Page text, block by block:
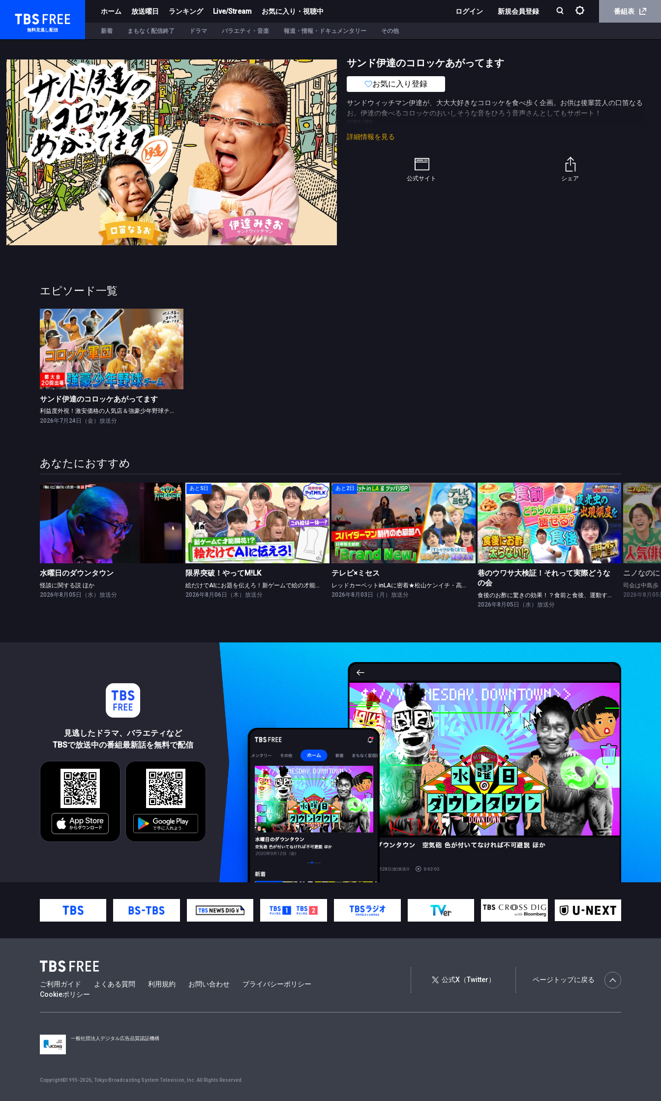
TBS FREE
無料見逃し配信
ホーム 放送曜日 ランキング Live/Stream お気に入り・視聴中 ログイン 新規会員登録 番組表
新着 まもなく配信終了 ドラマ バラエティ・音楽 報道・情報・ドキュメンタリー その他
サンド伊達のコロッケあがってます
お気に入り登録
サンドウィッチマン伊達が、大大大好きなコロッケを食べ歩く企画。お供は後輩芸人の口笛なる
お。伊達の食べるコロッケのおいしそうな音をひろう音声さんとしてもサポート！
詳細情報を見る
公式サイト シェア
エピソード一覧
サンド伊達のコロッケあがってます
利益度外視！激安価格の人気店＆強豪少年野球チーム ＶＳ コロッケ軍団
サンド伊達のコロッケあがってます
利益度外視！激安価格の人気店＆強豪少年野球チーム ＶＳ コロッケ軍団
2026年7月24日（金）放送分
あなたにおすすめ
水曜日のダウンタウン
怪談に関する説 ほか
水曜日のダウンタウン
怪談に関する説 ほか
2026年8月05日（水）放送分
あと5日
限界突破！やってM!LK
絵だけでAIにお題を伝えろ！新ゲームで絵の才能開花！？
限界突破！やってM!LK
絵だけでAIにお題を伝えろ！新ゲームで絵の才能開花！？
2026年8月06日（木）放送分
あと2日
テレビ×ミセス
レッドカーペットinLAに密着★松山ケンイチ・高橋文哉ツッパリ勝負！
テレビ×ミセス
レッドカーペットinLAに密着★松山ケンイチ・高橋文哉ツッパリ勝負！
2026年8月03日（月）放送分
巷のウワサ大検証！それって実際どうなの会
食後のお酢に驚きの効果！？食前と食後、運動するなら？
巷のウワサ大検証！それって実際どうな
の会
食後のお酢に驚きの効果！？食前と食後、運動するなら？
2026年8月05日（水）放送分
司会は中
ニノなのに
司会は中島歩
2026年8月05
見逃したドラマ、バラエティなど
TBSで放送中の番組最新話を無料で配信
ご利用ガイド よくある質問 利用規約 お問い合わせ
プライバシーポリシー
Cookieポリシー
公式X（Twitter） ページトップに戻る
一般社団法人デジタル広告品質認証機構
Copyright©1995-2026, Tokyo Broadcasting System Television, Inc. All Rights Reserved.